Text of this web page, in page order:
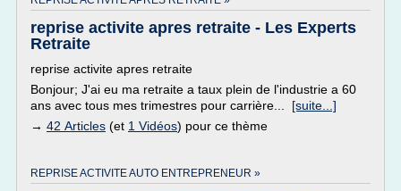
reprise activite apres retraite - Les Experts
Retraite
reprise activite apres retraite
Bonjour; J'ai eu ma retraite a taux plein de l'industrie a 60
ans avec tous mes trimestres pour carrière... [suite...]
→ 42 Articles (et 1 Vidéos) pour ce thème
REPRISE ACTIVITE AUTO ENTREPRENEUR »